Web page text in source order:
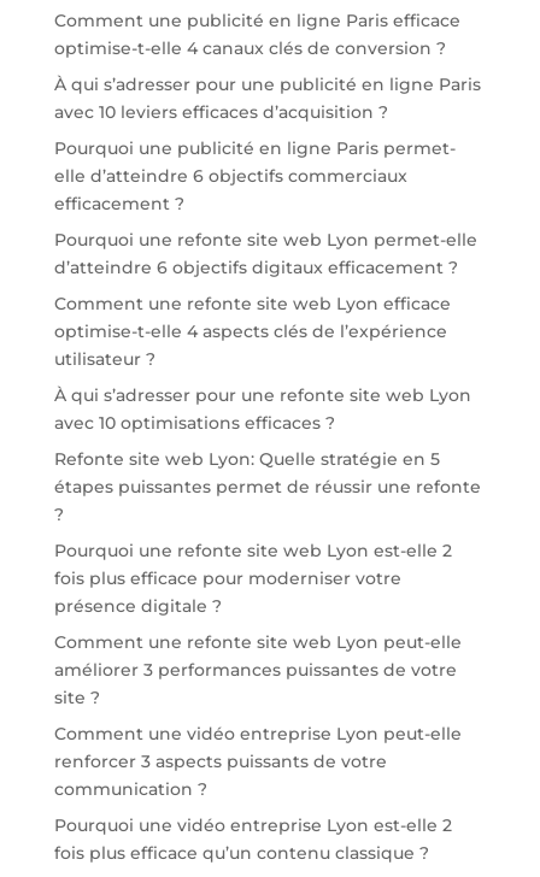
Comment une publicité en ligne Paris efficace
optimise-t-elle 4 canaux clés de conversion ?
À qui s’adresser pour une publicité en ligne Paris
avec 10 leviers efficaces d’acquisition ?
Pourquoi une publicité en ligne Paris permet-
elle d’atteindre 6 objectifs commerciaux
efficacement ?
Pourquoi une refonte site web Lyon permet-elle
d’atteindre 6 objectifs digitaux efficacement ?
Comment une refonte site web Lyon efficace
optimise-t-elle 4 aspects clés de l’expérience
utilisateur ?
À qui s’adresser pour une refonte site web Lyon
avec 10 optimisations efficaces ?
Refonte site web Lyon: Quelle stratégie en 5
étapes puissantes permet de réussir une refonte
?
Pourquoi une refonte site web Lyon est-elle 2
fois plus efficace pour moderniser votre
présence digitale ?
Comment une refonte site web Lyon peut-elle
améliorer 3 performances puissantes de votre
site ?
Comment une vidéo entreprise Lyon peut-elle
renforcer 3 aspects puissants de votre
communication ?
Pourquoi une vidéo entreprise Lyon est-elle 2
fois plus efficace qu’un contenu classique ?